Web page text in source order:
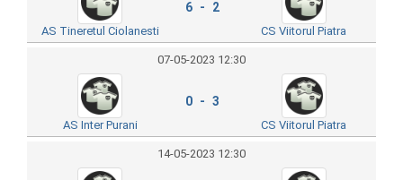
AS Tineretul Ciolanesti
6 - 2
CS Viitorul Piatra
07-05-2023 12:30
AS Inter Purani
0 - 3
CS Viitorul Piatra
14-05-2023 12:30